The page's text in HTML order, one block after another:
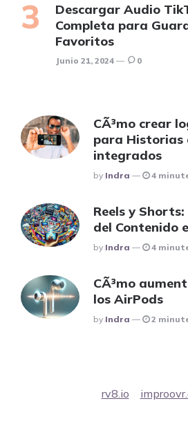
Descargar Audio
Completa para
Favoritos
Junio 21, 2024 0
CÃ³mo crear
para Historias
integrados
Posted
By Indra 4
Reels y Shorts:
del Contenido
Posted
By Indra 4
CÃ³mo
los AirPods
Posted
By Indra 2
rv8.io